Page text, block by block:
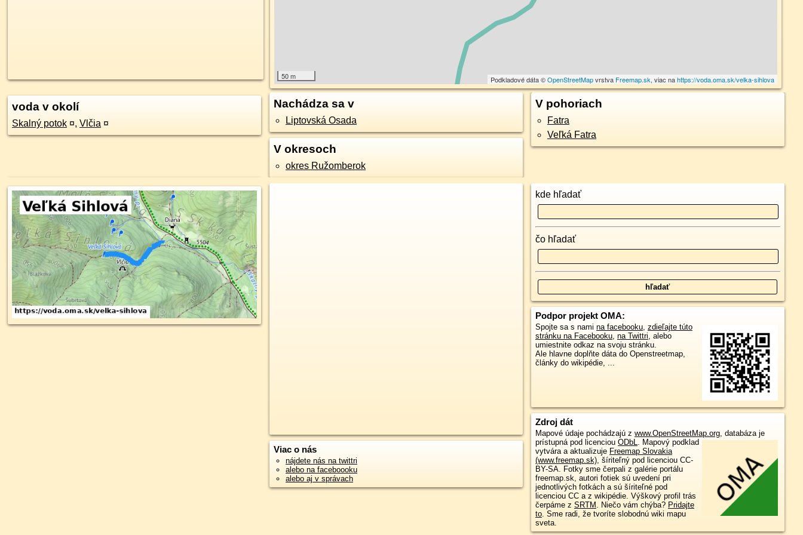
50 m Podkladové dáta ©OpenStreetMapvrstva Freemap.sk, viac nahttps://voda.oma.sk/velka-sihlova
voda v okolí
Skalný potok ¤, Vlčia ¤
Nachádza sa v
Liptovská Osada
V okresoch
okres Ružomberok
V pohoriach
Fatra
Veľká Fatra
Viac o nás
nájdete nás na twittri
alebo na faceboooku
alebo aj v správach
kde hľadať
čo hľadať
Podpor projekt OMA:
Spojte sa s nami na facebooku, zdieľajte túto
stránku na Facebooku, na Twittri, alebo
umiestnite odkaz na svoju stránku.
Ale hlavne doplňte dáta do Openstreetmap,
články do wikipédie, ...
Zdroj dát
Mapové údaje pochádzajú z www.OpenStreetMap.org, databáza je
prístupná pod licenciou ODbL. Mapový podklad
vytvára a aktualizuje Freemap Slovakia
(www.freemap.sk), šíriteľný pod licenciou CC-
BY-SA. Fotky sme čerpali z galérie portálu
freemap.sk, autori fotiek sú uvedení pri
jednotlivých fotkách a sú šíriteľné pod
licenciou CC a z wikipédie. Výškový profil trás
čerpáme z SRTM . Niečo vám chýba? Pridajte
to. Sme radi, že tvoríte slobodnú wiki mapu
sveta.